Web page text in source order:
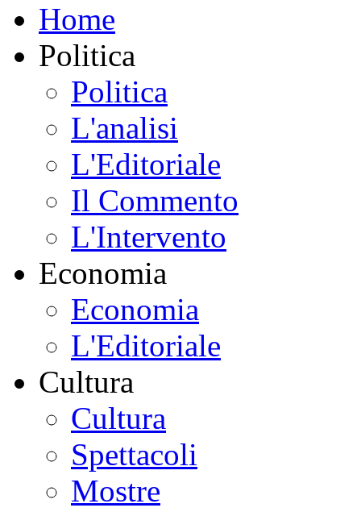
Home
Politica
Politica
L'analisi
L'Editoriale
Il Commento
L'Intervento
Economia
Economia
L'Editoriale
Cultura
Cultura
Spettacoli
Mostre